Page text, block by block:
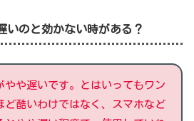
いのと効かない時がある？
やや遅いです。とはいってもワン
ど酷いわけではなく、スマホなど